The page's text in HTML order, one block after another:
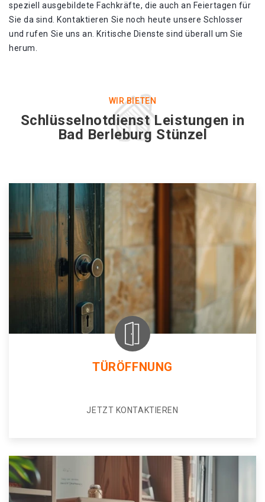
speziell ausgebildete Fachkräfte, die auch an Feiertagen für
Sie da sind. Kontaktieren Sie noch heute unsere Schlosser
und rufen Sie uns an. Kritische Dienste sind überall um Sie
herum.
WIR BIETEN
Schlüsselnotdienst Leistungen in
Bad Berleburg Stünzel
TÜRÖFFNUNG
JETZT KONTAKTIEREN